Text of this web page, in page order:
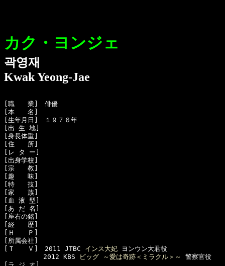
カク・ヨンジェ
곽영재
Kwak Yeong-Jae
[職　　業]　俳優
[本　　名]
[生年月日]　１９７６年
[出 生 地]
[身長体重]
[住　　所]
[レ タ ー]
[出身学校]
[宗　　教]
[趣　　味]
[特　　技]
[家　　族]
[血 液 型]
[あ だ 名]
[座右の銘]
[経　　歴]
[Ｈ　　Ｐ]
[所属会社]
[Ｔ　　Ｖ]　2011 JTBC インス大妃 ヨンウン大君役
2012 KBS
ビッグ ～愛は奇跡＜ミラクル＞～
警察官役